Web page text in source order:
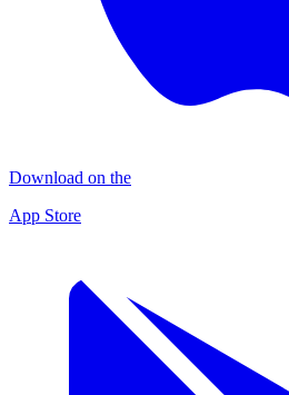
Download on the
App Store